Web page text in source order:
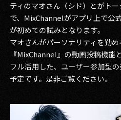
2026
2025
2024
2023
2021
ティのマオさん（シド）とがト
で、MixChannelがアプリ上で公
が初めての試みとなります。
マオさんがパーソナリティを勤め
『MixChannel』の動画投稿機能
フル活用した、ユーザー参加型
予定です。是非ご覧ください。